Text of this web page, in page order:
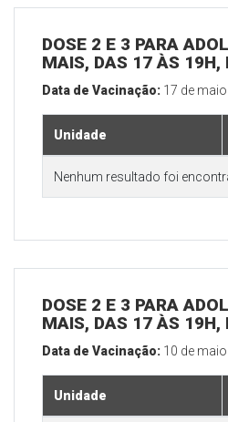
DOSE 2 E 3 PARA
MAIS, DAS 17 ÀS 19H,
Data de Vacinação: 17 de
Unidade
Nenhum resultado foi
DOSE 2 E 3 PARA
MAIS, DAS 17 ÀS 19H,
Data de Vacinação: 10 de
Unidade